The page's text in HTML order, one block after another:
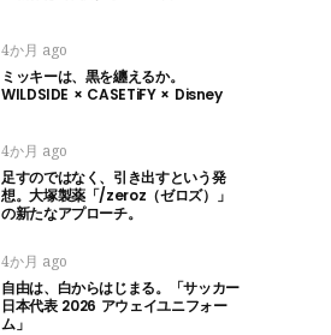
4か月 ago
ミッキーは、黒を纏えるか。
WILDSIDE × CASETiFY × Disney
4か月 ago
足すのではなく、引き出すという発
想。大塚製薬「/zeroz（ゼロズ）」
の新たなアプローチ。
4か月 ago
自由は、白からはじまる。「サッカー
日本代表 2026 アウェイユニフォー
ム」